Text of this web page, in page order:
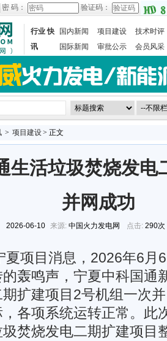
密 码： 验证码：
行业 快
讯
国内新闻 项目建设
技术时评
国际新闻
审批公示 会员风采
> 项目建设> 正文
生活垃圾焚烧发电
并网成功
2026-06-10 来源: 中国火力发电网 点击: 290次
夏项目消息，2026年6月
轰鸣声，宁夏中科国通
扩建项目2号机组一次
各项系统运转正常。此
焚烧发电二期扩建项目